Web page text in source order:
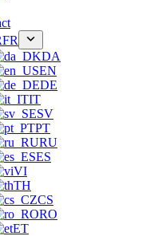
FR
DA
EN
DE
IT
SV
PT
RU
ES
VI
TH
CS
RO
ET